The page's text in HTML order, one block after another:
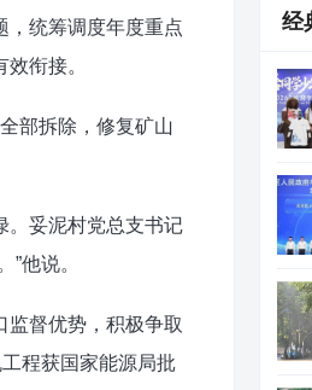
，统筹调度年度重点
衔接。
部拆除，修复矿山
。妥泥村党总支书记
他说。
监督优势，积极争取
程获国家能源局批
经